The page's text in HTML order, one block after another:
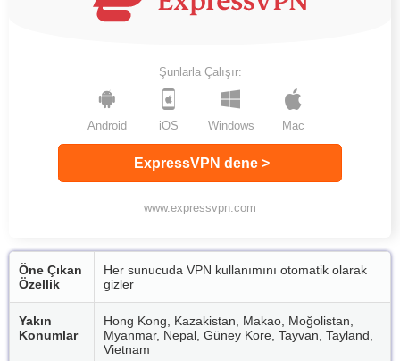
Şunlarla Çalışır:
Windows Mac
Android iOS
ExpressVPN dene >
www.expressvpn.com
Öne Çıkan
Özellik
Her sunucuda VPN kullanımını otomatik olarak
gizler
Yakın
Konumlar
Hong Kong, Kazakistan, Makao, Moğolistan,
Myanmar, Nepal, Güney Kore, Tayvan, Tayland,
Vietnam